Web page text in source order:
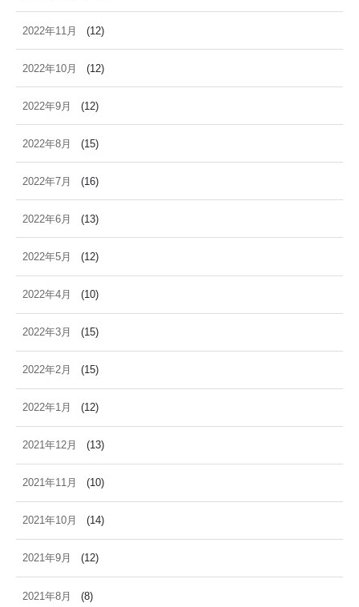
2022年11月 (12)
2022年10月 (12)
2022年9月 (12)
2022年8月 (15)
2022年7月 (16)
2022年6月 (13)
2022年5月 (12)
2022年4月 (10)
2022年3月 (15)
2022年2月 (15)
2022年1月 (12)
2021年12月 (13)
2021年11月 (10)
2021年10月 (14)
2021年9月 (12)
2021年8月 (8)